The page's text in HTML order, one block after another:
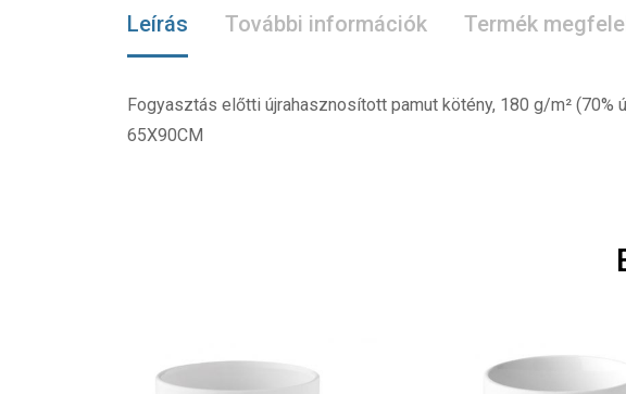
Leírás További információk Termék
Fogyasztás előtti újrahasznosított pamut kötény, 180 g/m² (70%
65X90CM